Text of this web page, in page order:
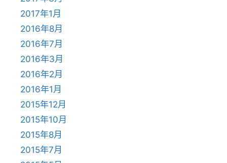
2017年1月
2016年8月
2016年7月
2016年3月
2016年2月
2016年1月
2015年12月
2015年10月
2015年8月
2015年7月